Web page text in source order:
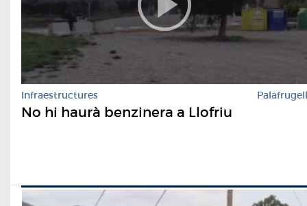
Infraestructures Palafrugell
No hi haurà benzinera a Llofriu